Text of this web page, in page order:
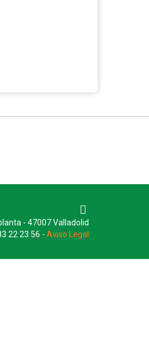
- 47007 Valladolid
22 23 56 - Aviso Legal